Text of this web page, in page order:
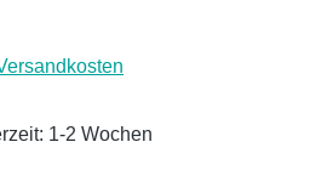
1-2 Wochen